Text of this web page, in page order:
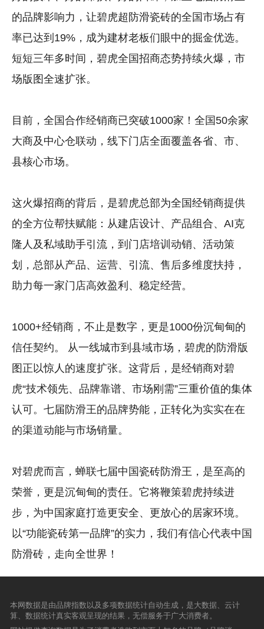
的品牌影响力，让碧虎超防滑瓷砖的全国市场占有
率已达到19%，成为建材老板们眼中的掘金优选。
短短三年多时间，碧虎全国招商态势持续火爆，市
场版图全速扩张。
目前，全国合作经销商已突破1000家！全国50余家
大商及中心仓联动，线下门店全面覆盖各省、市、
县核心市场。
这火爆招商的背后，是碧虎总部为全国经销商提供
的全方位帮扶赋能：从建店设计、产品组合、AI克
隆人及私域助手引流，到门店培训动销、活动策
划，总部从产品、运营、引流、售后多维度扶持，
助力每一家门店高效盈利、稳定经营。
1000+经销商，不止是数字，更是1000份沉甸甸的
信任契约。 从一线城市到县域市场，碧虎的防滑版
图正以惊人的速度扩张。这背后，是经销商对碧
虎“技术领先、品牌靠谱、市场刚需”三重价值的集体
认可。七届防滑王的品牌势能，正转化为实实在在
的渠道动能与市场销量。
对碧虎而言，蝉联七届中国瓷砖防滑王，是至高的
荣誉，更是沉甸甸的责任。它将鞭策碧虎持续进
步，为中国家庭打造更安全、更放心的居家环境。
以“功能瓷砖第一品牌”的实力，我们有信心代表中国
防滑砖，走向全世界！
本网数据是由品牌指数以及多项数据统计自动生成，是大数据、云计
算、数据统计真实客观呈现的结果，无偿服务于广大消费者。